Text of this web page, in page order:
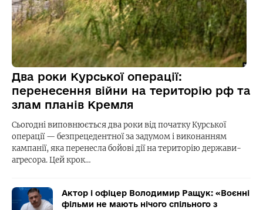
Два роки Курської операції:
перенесення війни на територію рф та
злам планів Кремля
Сьогодні виповнюється два роки від початку Курської
операції — безпрецедентної за задумом і виконанням
кампанії, яка перенесла бойові дії на територію держави-
агресора. Цей крок…
Актор і офіцер Володимир Ращук: «Воєнні
фільми не мають нічого спільного з